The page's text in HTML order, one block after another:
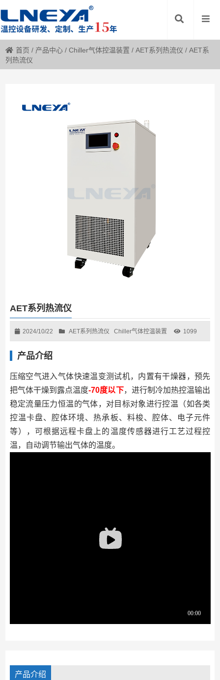
首页 / 产品中心 /Chiller气体控温装置 /AET系列热流仪 /AET系
列热流仪
AET系列热流仪
2024/10/22 AET系列热流仪 Chiller气体控温装置 1099
产品介绍
压缩空⽓进⼊⽓体快速温变测试机，内置有⼲燥器，预先
把⽓体⼲燥到露点温度-70度以下，进⾏制冷加热控温输出
稳定流量压⼒恒温的⽓体，对⽬标对象进⾏控温（如各类
控温卡盘、腔体环境、热承板、料梭、腔体、电⼦元件
等），可根据远程卡盘上的温度传感器进⾏⼯艺过程控
温，⾃动调节输出⽓体的温度。
产品介绍